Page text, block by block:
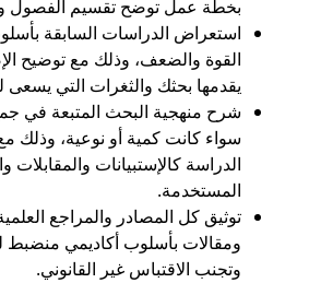
بخطة عمل توضح تقسيم الفصول
استعراض الدراسات السابقة
القوة والضعف، وذلك مع توضيح
يقدمها بحثك والثغرات التي يسعى
شرح منهجية البحث المتبعة في
سواء كانت كمية أو نوعية، وذلك
الدراسة كالإستبيانات والمقابلات
المستخدمة.
توثيق كل المصادر والمراجع
ومقالات بأسلوب أكاديمي منضبط
وتجنب الاقتباس غير القانوني.